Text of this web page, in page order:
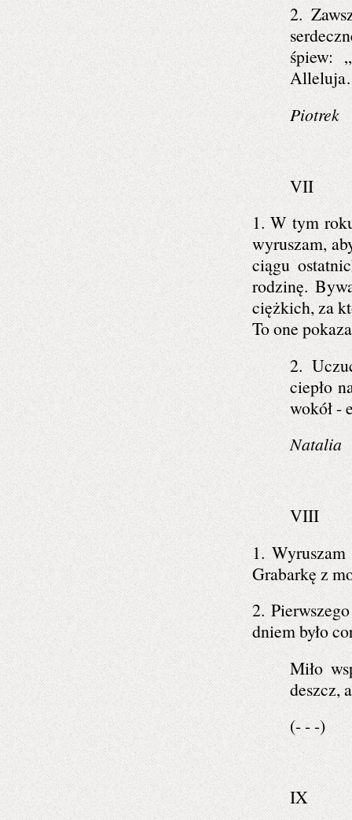
2.
śpiew:
Piotrek
VII
1. W tym
wyruszam,
ciągu
rodzinę.
ciężkich, za
To one
2.
ciepło
wokół -
Natalia
VIII
1.
Grabarkę z
2.
dniem było
Miło
deszcz,
(- - -)
IX